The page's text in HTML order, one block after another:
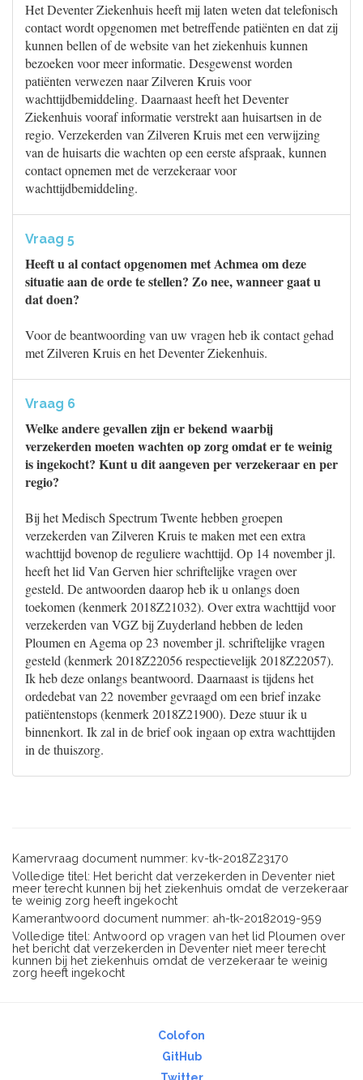
Het Deventer Ziekenhuis heeft mij laten weten dat telefonisch
contact wordt opgenomen met betreffende patiënten en dat zij
kunnen bellen of de website van het ziekenhuis kunnen
bezoeken voor meer informatie. Desgewenst worden
patiënten verwezen naar Zilveren Kruis voor
wachttijdbemiddeling. Daarnaast heeft het Deventer
Ziekenhuis vooraf informatie verstrekt aan huisartsen in de
regio. Verzekerden van Zilveren Kruis met een verwijzing
van de huisarts die wachten op een eerste afspraak, kunnen
contact opnemen met de verzekeraar voor
wachttijdbemiddeling.
Vraag 5
Heeft u al contact opgenomen met Achmea om deze
situatie aan de orde te stellen? Zo nee, wanneer gaat u
dat doen?
Voor de beantwoording van uw vragen heb ik contact gehad
met Zilveren Kruis en het Deventer Ziekenhuis.
Vraag 6
Welke andere gevallen zijn er bekend waarbij
verzekerden moeten wachten op zorg omdat er te weinig
is ingekocht? Kunt u dit aangeven per verzekeraar en per
regio?
Bij het Medisch Spectrum Twente hebben groepen
verzekerden van Zilveren Kruis te maken met een extra
wachttijd bovenop de reguliere wachttijd. Op 14 november jl.
heeft het lid Van Gerven hier schriftelijke vragen over
gesteld. De antwoorden daarop heb ik u onlangs doen
toekomen (kenmerk 2018Z21032). Over extra wachttijd voor
verzekerden van VGZ bij Zuyderland hebben de leden
Ploumen en Agema op 23 november jl. schriftelijke vragen
gesteld (kenmerk 2018Z22056 respectievelijk 2018Z22057).
Ik heb deze onlangs beantwoord. Daarnaast is tijdens het
ordedebat van 22 november gevraagd om een brief inzake
patiëntenstops (kenmerk 2018Z21900). Deze stuur ik u
binnenkort. Ik zal in de brief ook ingaan op extra wachttijden
in de thuiszorg.
Kamervraag document nummer: kv-tk-2018Z23170
Volledige titel: Het bericht dat verzekerden in Deventer niet
meer terecht kunnen bij het ziekenhuis omdat de verzekeraar
te weinig zorg heeft ingekocht
Kamerantwoord document nummer: ah-tk-20182019-959
Volledige titel: Antwoord op vragen van het lid Ploumen over
het bericht dat verzekerden in Deventer niet meer terecht
kunnen bij het ziekenhuis omdat de verzekeraar te weinig
zorg heeft ingekocht
Colofon
GitHub